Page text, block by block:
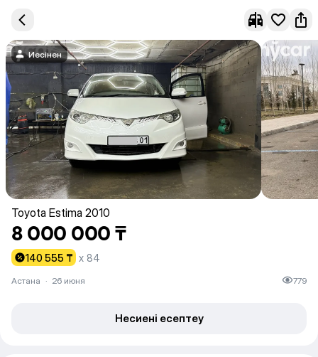
Иесінен
Toyota Estima 2010
8 000 000 ₸
140 555 ₸ x 84
Астана · 26 июня 779
Несиені есептеу